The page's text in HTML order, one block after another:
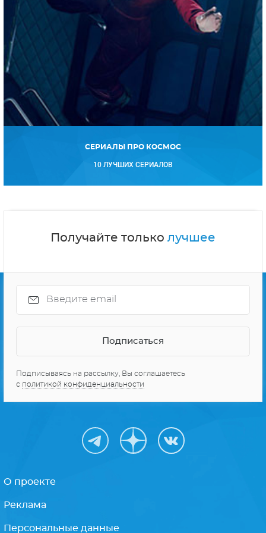
СЕРИАЛЫ ПРО КОСМОС
10 ЛУЧШИХ СЕРИАЛОВ
Получайте только лучшее
Подписываясь на рассылку, Вы соглашаетесь
с политикой конфиденциальности
О проекте
Реклама
Персональные данные